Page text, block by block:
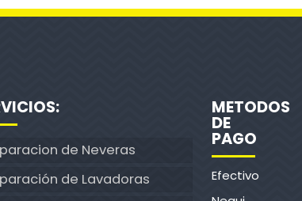
de Neveras
de Lavadoras
METODOS
DE
PAGO
Efectivo